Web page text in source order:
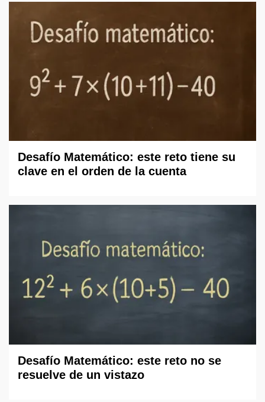
Desafío Matemático: este reto tiene su
clave en el orden de la cuenta
Desafío Matemático: este reto no se
resuelve de un vistazo